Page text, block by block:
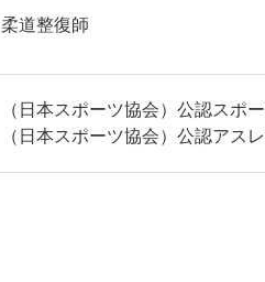
柔道整復師
（日本スポーツ協会）公認スポ
（日本スポーツ協会）公認アス